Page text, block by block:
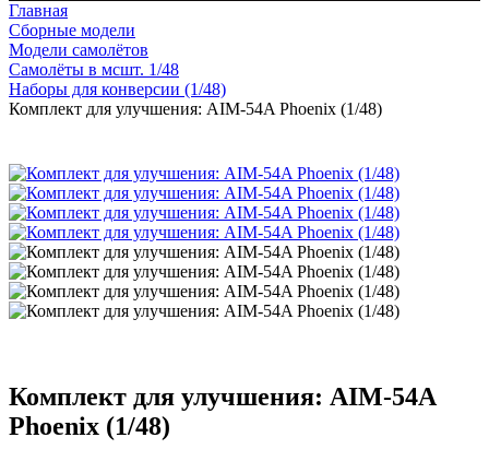
Главная
Сборные модели
Модели самолётов
Самолёты в мсшт. 1/48
Наборы для конверсии (1/48)
Комплект для улучшения: AIM-54A Phoenix (1/48)
Комплект для улучшения: AIM-54A
Phoenix (1/48)